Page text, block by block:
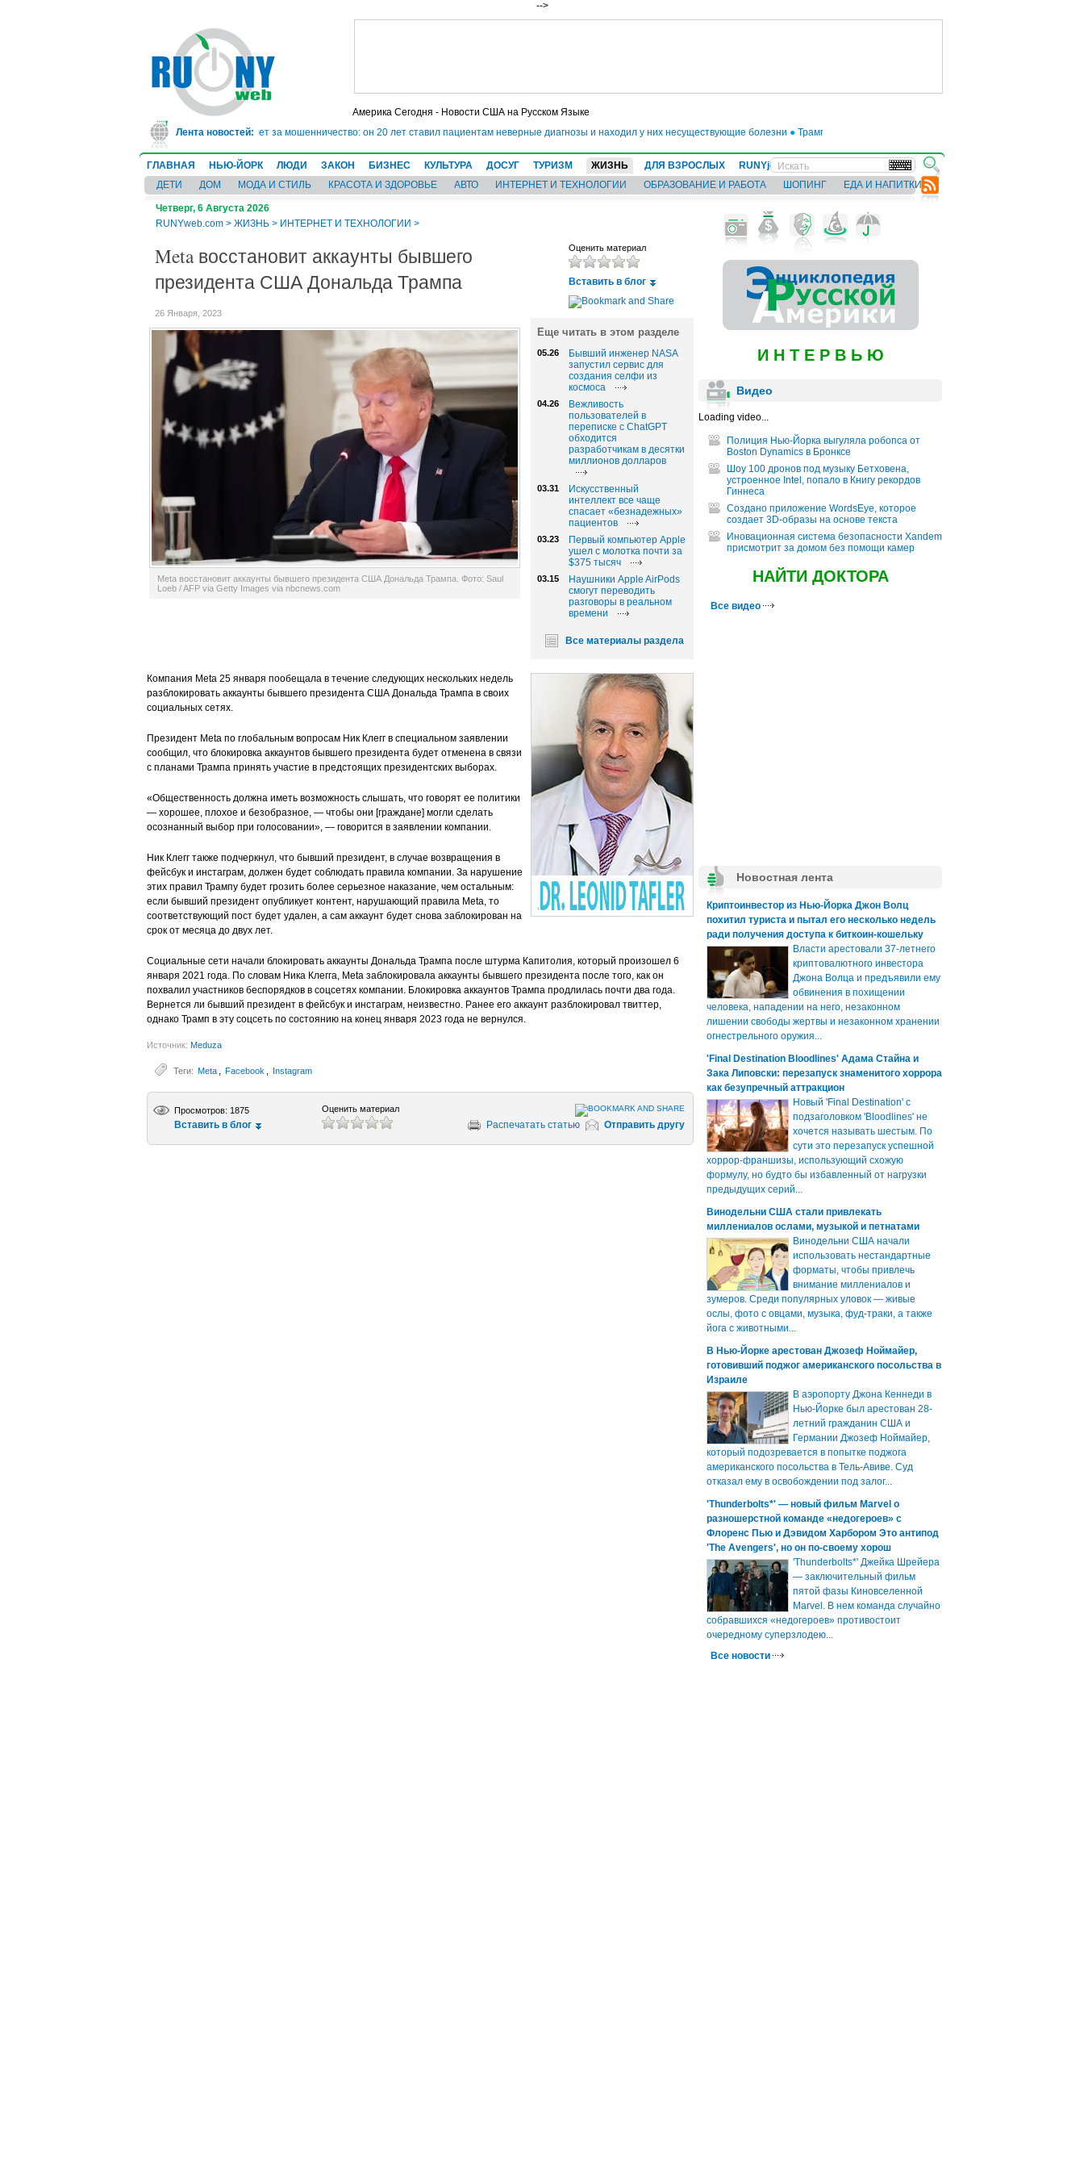
-->
Америка Сегодня - Новости США на Русском Языке
Лента новостей:
В Техасе врач-ревматолог сядет в тюрьму на 10 лет за мошенничество: он 20 лет ставил пациентам неверные диагнозы и находил у них несуществующие болезни● Трамп отложил введение 50-процентных пошлин на товары из
ГЛАВНАЯ НЬЮ-ЙОРК ЛЮДИ ЗАКОН БИЗНЕС КУЛЬТУРА ДОСУГ ТУРИЗМ ЖИЗНЬ ДЛЯ ВЗРОСЛЫХ RUNYjews
ВЕСТИ ИЗ УКРАИНЫ
ДЕТИ
ДОМ МОДА И СТИЛЬ КРАСОТА И ЗДОРОВЬЕ АВТО ИНТЕРНЕТ И ТЕХНОЛОГИИ ОБРАЗОВАНИЕ И РАБОТА ШОПИНГ ЕДА И НАПИТКИ
Четверг, 6 Августа 2026
RUNYweb.com > ЖИЗНЬ > ИНТЕРНЕТ И ТЕХНОЛОГИИ >
Оценить материал
Вставить в блог
Еще читать в этом разделе
05.26
Бывший инженер NASA
запустил сервис для
создания селфи из
космоса
04.26
Вежливость
пользователей в
переписке с ChatGPT
обходится
разработчикам в десятки
миллионов долларов
03.31
Искусственный
интеллект все чаще
спасает «безнадежных»
пациентов
03.23
Первый компьютер Apple
ушел с молотка почти за
$375 тысяч
03.15
Наушники Apple AirPods
смогут переводить
разговоры в реальном
времени
Все материалы раздела
Meta восстановит аккаунты бывшего
президента США Дональда Трампа
26 Января, 2023
Meta восстановит аккаунты бывшего президента США Дональда Трампа. Фото: Saul
Loeb / AFP via Getty Images via nbcnews.com
Компания Meta 25 января пообещала в течение следующих нескольких недель
разблокировать аккаунты бывшего президента США Дональда Трампа в своих
социальных сетях.
Президент Meta по глобальным вопросам Ник Клегг в специальном заявлении
сообщил, что блокировка аккаунтов бывшего президента будет отменена в связи
с планами Трампа принять участие в предстоящих президентских выборах.
«Общественность должна иметь возможность слышать, что говорят ее политики
— хорошее, плохое и безобразное, — чтобы они [граждане] могли сделать
осознанный выбор при голосовании», — говорится в заявлении компании.
Ник Клегг также подчеркнул, что бывший президент, в случае возвращения в
фейсбук и инстаграм, должен будет соблюдать правила компании. За нарушение
этих правил Трампу будет грозить более серьезное наказание, чем остальным:
если бывший президент опубликует контент, нарушающий правила Meta, то
соответствующий пост будет удален, а сам аккаунт будет снова заблокирован на
срок от месяца до двух лет.
Социальные сети начали блокировать аккаунты Дональда Трампа после штурма Капитолия, который произошел 6
января 2021 года. По словам Ника Клегга, Meta заблокировала аккаунты бывшего президента после того, как он
похвалил участников беспорядков в соцсетях компании. Блокировка аккаунтов Трампа продлилась почти два года.
Вернется ли бывший президент в фейсбук и инстаграм, неизвестно. Ранее его аккаунт разблокировал твиттер,
однако Трамп в эту соцсеть по состоянию на конец января 2023 года не вернулся.
Источник: Meduza
Теги: Meta Facebook Instagram
Просмотров: 1875
Вставить в блог
Оценить материал
Распечатать статью Отправить другу
И Н Т Е Р В Ь Ю
Видео
Loading video...
Полиция Нью-Йорка выгуляла робопса от
Boston Dynamics в Бронксе
Шоу 100 дронов под музыку Бетховена,
устроенное Intel, попало в Книгу рекордов
Гиннеса
Создано приложение WordsEye, которое
создает 3D-образы на основе текста
Иновационная система безопасности Xandem
присмотрит за домом без помощи камер
НАЙТИ ДОКТОРА
Все видео
Новостная лента
Криптоинвестор из Нью-Йорка Джон Волц
похитил туриста и пытал его несколько недель
ради получения доступа к биткоин-кошельку
Власти арестовали 37-летнего
криптовалютного инвестора
Джона Волца и предъявили ему
обвинения в похищении
человека, нападении на него, незаконном
лишении свободы жертвы и незаконном хранении
огнестрельного оружия...
'Final Destination Bloodlines' Адама Стайна и
Зака Липовски: перезапуск знаменитого хоррора
как безупречный аттракцион
Новый 'Final Destination' с
подзаголовком 'Bloodlines' не
хочется называть шестым. По
сути это перезапуск успешной
хоррор-франшизы, использующий схожую
формулу, но будто бы избавленный от нагрузки
предыдущих серий...
Винодельни США стали привлекать
миллениалов ослами, музыкой и петнатами
Винодельни США начали
использовать нестандартные
форматы, чтобы привлечь
внимание миллениалов и
зумеров. Среди популярных уловок — живые
ослы, фото с овцами, музыка, фуд-траки, а также
йога с животными...
В Нью-Йорке арестован Джозеф Ноймайер,
готовивший поджог американского посольства в
Израиле
В аэропорту Джона Кеннеди в
Нью-Йорке был арестован 28-
летний гражданин США и
Германии Джозеф Ноймайер,
который подозревается в попытке поджога
американского посольства в Тель-Авиве. Суд
отказал ему в освобождении под залог...
'Thunderbolts*' — новый фильм Marvel о
разношерстной команде «недогероев» с
Флоренс Пью и Дэвидом Харбором Это антипод
'The Avengers', но он по-своему хорош
'Thunderbolts*' Джейка Шрейера
— заключительный фильм
пятой фазы Киновселенной
Marvel. В нем команда случайно
собравшихся «недогероев» противостоит
очередному суперзлодею...
Все новости